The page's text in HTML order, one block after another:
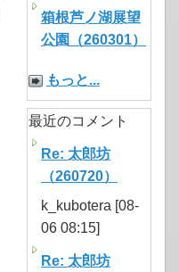
箱根芦ノ湖展望
公園（260301）
もっと...
最近のコメント
Re: 太郎坊
（260720）
k_kubotera [08-
06 08:15]
Re: 太郎坊